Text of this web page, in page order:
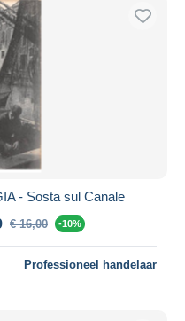
- Sosta sul Canale
€ 16,00 -10%
Professioneel handelaar